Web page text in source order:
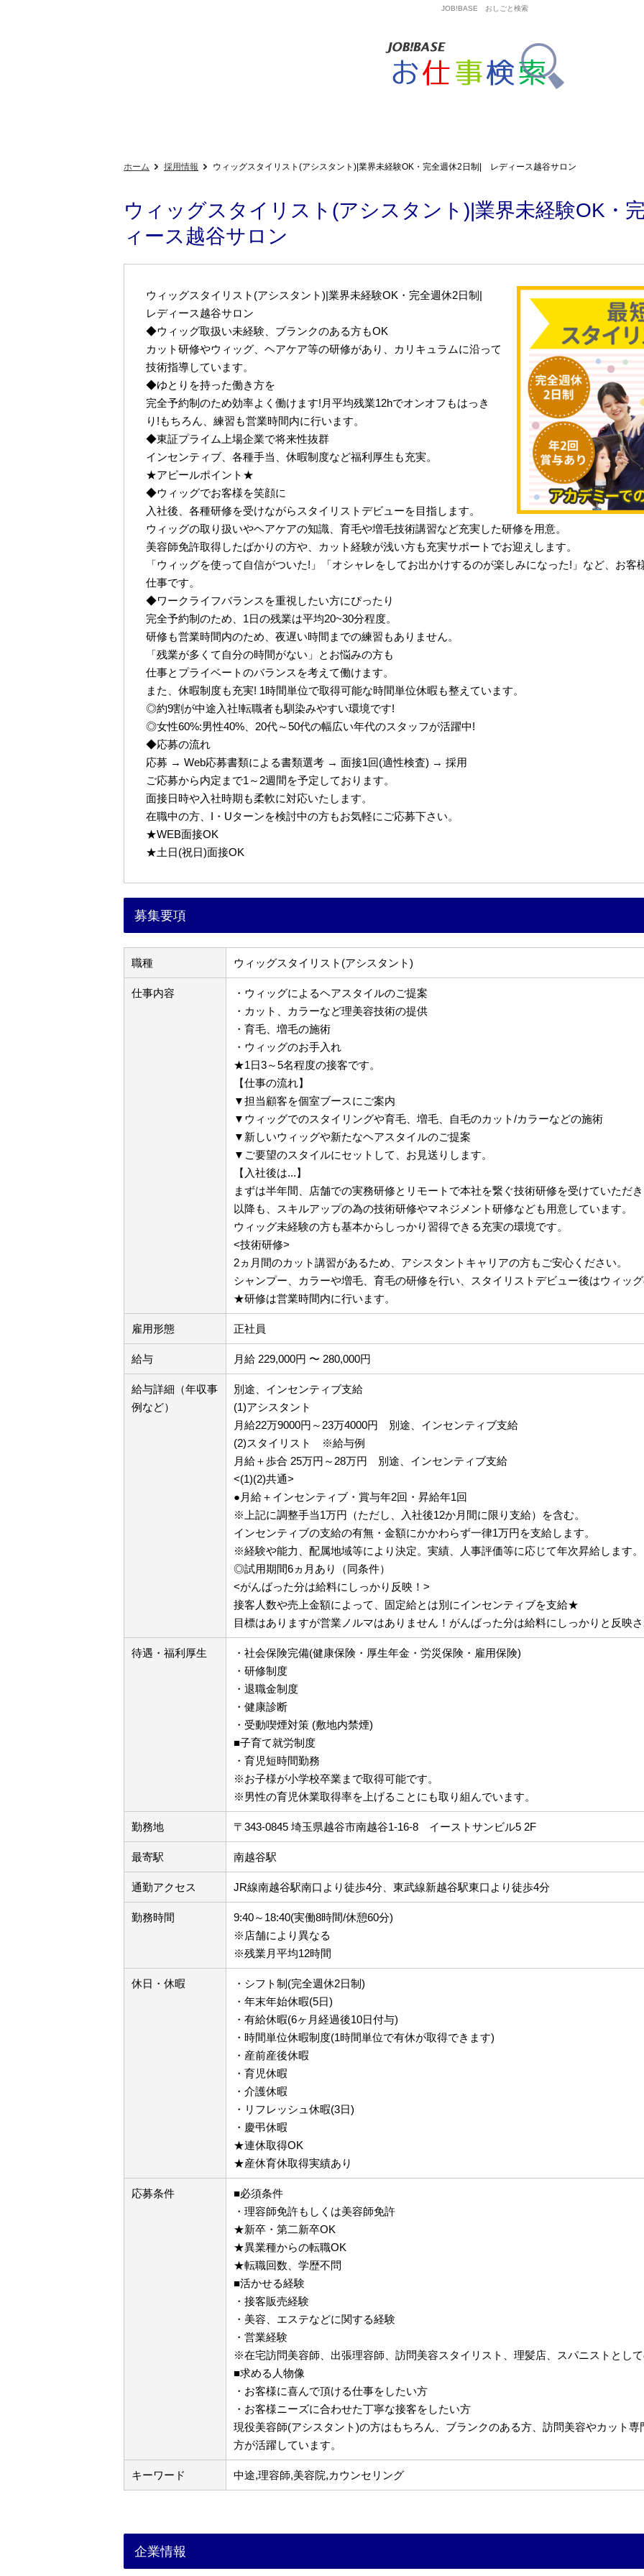
JOB!BASE おしごと検索
ホーム 採用情報 ウィッグスタイリスト(アシスタント)|業界未経験OK・完全週休2日制| レディース越谷サロン
ウィッグスタイリスト(アシスタント)|業界未経験OK・
ィース越谷サロン
ウィッグスタイリスト(アシスタント)|業界未経験OK・完全週休2日制|
レディース越谷サロン
◆ウィッグ取扱い未経験、ブランクのある方もOK
カット研修やウィッグ、ヘアケア等の研修があり、カリキュラムに沿って
技術指導しています。
◆ゆとりを持った働き方を
完全予約制のため効率よく働けます!月平均残業12hでオンオフもはっき
り!もちろん、練習も営業時間内に行います。
◆東証プライム上場企業で将来性抜群
インセンティブ、各種手当、休暇制度など福利厚生も充実。
★アピールポイント★
◆ウィッグでお客様を笑顔に
入社後、各種研修を受けながらスタイリストデビューを目指します。
ウィッグの取り扱いやヘアケアの知識、育毛や増毛技術講習など充実した研修を用意。
美容師免許取得したばかりの方や、カット経験が浅い方も充実サポートでお迎えします。
「ウィッグを使って自信がついた!」「オシャレをしてお出かけするのが楽しみになった!」など、お
仕事です。
◆ワークライフバランスを重視したい方にぴったり
完全予約制のため、1日の残業は平均20~30分程度。
研修も営業時間内のため、夜遅い時間までの練習もありません。
「残業が多くて自分の時間がない」とお悩みの方も
仕事とプライベートのバランスを考えて働けます。
また、休暇制度も充実! 1時間単位で取得可能な時間単位休暇も整えています。
◎約9割が中途入社!転職者も馴染みやすい環境です!
◎女性60%:男性40%、20代～50代の幅広い年代のスタッフが活躍中!
◆応募の流れ
応募 → Web応募書類による書類選考 → 面接1回(適性検査) → 採用
ご応募から内定まで1～2週間を予定しております。
面接日時や入社時期も柔軟に対応いたします。
在職中の方、I・Uターンを検討中の方もお気軽にご応募下さい。
★WEB面接OK
★土日(祝日)面接OK
募集要項
職種 ウィッグスタイリスト(アシスタント)
仕事内容
・ウィッグによるヘアスタイルのご提案
・カット、カラーなど理美容技術の提供
・育毛、増毛の施術
・ウィッグのお手入れ
★1日3～5名程度の接客です。
【仕事の流れ】
▼担当顧客を個室ブースにご案内
▼ウィッグでのスタイリングや育毛、増毛、自毛のカット/カラーなどの施術
▼新しいウィッグや新たなヘアスタイルのご提案
▼ご要望のスタイルにセットして、お見送りします。
【入社後は...】
まずは半年間、店舗での実務研修とリモートで本社を繋ぐ技術研修を受けていただ
以降も、スキルアップの為の技術研修やマネジメント研修なども用意しています。
ウィッグ未経験の方も基本からしっかり習得できる充実の環境です。
<技術研修>
2ヵ月間のカット講習があるため、アシスタントキャリアの方もご安心ください。
シャンプー、カラーや増毛、育毛の研修を行い、スタイリストデビュー後はウィッ
★研修は営業時間内に行います。
雇用形態 正社員
給与 月給 229,000円 〜 280,000円
給与詳細（年収事
例など）
別途、インセンティブ支給
(1)アシスタント
月給22万9000円～23万4000円 別途、インセンティブ支給
(2)スタイリスト ※給与例
月給＋歩合 25万円～28万円 別途、インセンティブ支給
<(1)(2)共通>
●月給＋インセンティブ・賞与年2回・昇給年1回
※上記に調整手当1万円（ただし、入社後12か月間に限り支給）を含む。
インセンティブの支給の有無・金額にかかわらず一律1万円を支給します。
※経験や能力、配属地域等により決定。実績、人事評価等に応じて年次昇給します。
◎試用期間6ヵ月あり（同条件）
<がんばった分は給料にしっかり反映！>
接客人数や売上金額によって、固定給とは別にインセンティブを支給★
目標はありますが営業ノルマはありません！がんばった分は給料にしっかりと反映
待遇・福利厚生
・社会保険完備(健康保険・厚生年金・労災保険・雇用保険)
・研修制度
・退職金制度
・健康診断
・受動喫煙対策 (敷地内禁煙)
■子育て就労制度
・育児短時間勤務
※お子様が小学校卒業まで取得可能です。
※男性の育児休業取得率を上げることにも取り組んでいます。
勤務地 〒343-0845 埼玉県越谷市南越谷1-16-8 イーストサンビル5 2F
最寄駅 南越谷駅
通勤アクセス JR線南越谷駅南口より徒歩4分、東武線新越谷駅東口より徒歩4分
勤務時間
9:40～18:40(実働8時間/休憩60分)
※店舗により異なる
※残業月平均12時間
休日・休暇
・シフト制(完全週休2日制)
・年末年始休暇(5日)
・有給休暇(6ヶ月経過後10日付与)
・時間単位休暇制度(1時間単位で有休が取得できます)
・産前産後休暇
・育児休暇
・介護休暇
・リフレッシュ休暇(3日)
・慶弔休暇
★連休取得OK
★産休育休取得実績あり
応募条件
■必須条件
・理容師免許もしくは美容師免許
★新卒・第二新卒OK
★異業種からの転職OK
★転職回数、学歴不問
■活かせる経験
・接客販売経験
・美容、エステなどに関する経験
・営業経験
※在宅訪問美容師、出張理容師、訪問美容スタイリスト、理髪店、スパニストとし
■求める人物像
・お客様に喜んで頂ける仕事をしたい方
・お客様ニーズに合わせた丁寧な接客をしたい方
現役美容師(アシスタント)の方はもちろん、ブランクのある方、訪問美容やカット
方が活躍しています。
キーワード 中途,理容師,美容院,カウンセリング
企業情報